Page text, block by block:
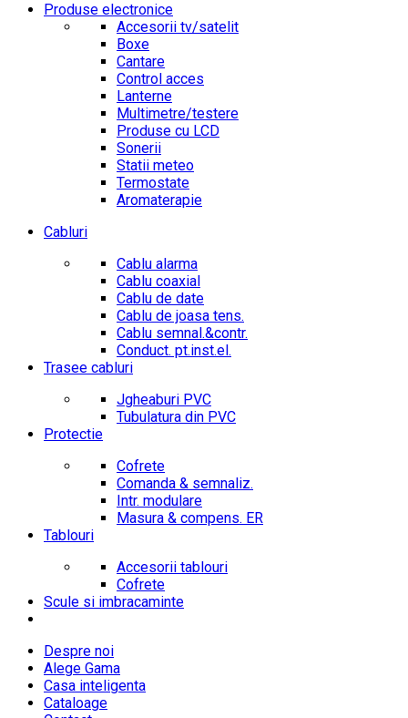
Produse electronice
Accesorii tv/satelit
Boxe
Cantare
Control acces
Lanterne
Multimetre/testere
Produse cu LCD
Sonerii
Statii meteo
Termostate
Aromaterapie
Cabluri
Cablu alarma
Cablu coaxial
Cablu de date
Cablu de joasa tens.
Cablu semnal.&contr.
Conduct. pt.inst.el.
Trasee cabluri
Jgheaburi PVC
Tubulatura din PVC
Protectie
Cofrete
Comanda & semnaliz.
Intr. modulare
Masura & compens. ER
Tablouri
Accesorii tablouri
Cofrete
Scule si imbracaminte
Despre noi
Alege Gama
Casa inteligenta
Cataloage